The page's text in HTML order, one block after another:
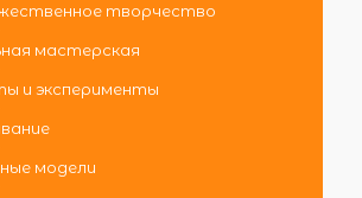
творчество
мастерская
и эксперименты
модели